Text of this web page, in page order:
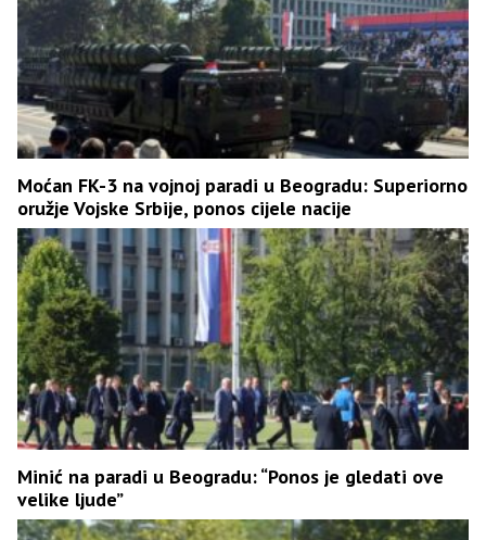
Moćan FK-3 na vojnoj paradi u Beogradu: Superiorno
oružje Vojske Srbije, ponos cijele nacije
Minić na paradi u Beogradu: “Ponos je gledati ove
velike ljude”